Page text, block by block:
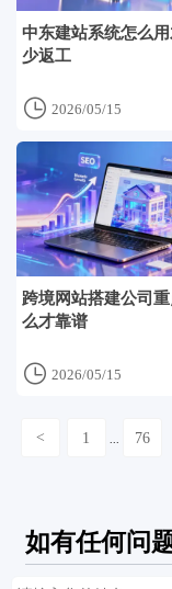
中东建站系统怎么
少返工
 2026/05/15
跨境网站搭建公司
么才靠谱
 2026/05/15
< 1 76
如有任何问